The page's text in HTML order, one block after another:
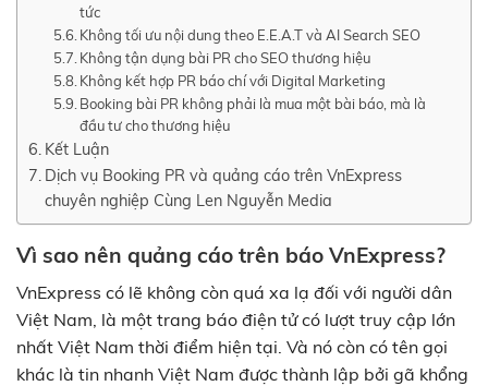
tức
Không tối ưu nội dung theo E.E.A.T và AI Search SEO
Không tận dụng bài PR cho SEO thương hiệu
Không kết hợp PR báo chí với Digital Marketing
Booking bài PR không phải là mua một bài báo, mà là
đầu tư cho thương hiệu
Kết Luận
Dịch vụ Booking PR và quảng cáo trên VnExpress
chuyên nghiệp Cùng Len Nguyễn Media
Vì sao nên quảng cáo trên báo VnExpress?
VnExpress có lẽ không còn quá xa lạ đối với người dân
Việt Nam, là một trang báo điện tử có lượt truy cập lớn
nhất Việt Nam thời điểm hiện tại. Và nó còn có tên gọi
khác là tin nhanh Việt Nam được thành lập bởi gã khổng